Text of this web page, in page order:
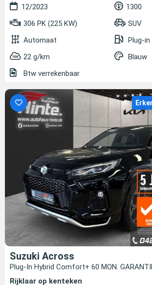
12/2023
1300
306 PK (225 KW)
SUV
Automaat
Plug-in
22 g/km
Blauw
Btw verrekenbaar
Suzuki Across
Plug-In Hybrid Comfort+ 60 MON.
Rijklaar op kenteken